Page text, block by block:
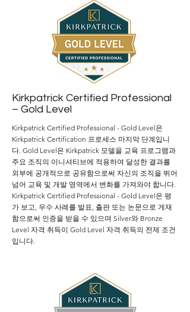
Kirkpatrick Certified Professional
– Gold Level
Kirkpatrick Certified Professional - Gold Level은
Kirkpatrick Certification 프로세스 마지막 단계입니
다. Gold Level은 Kirkpatrick 모델을 교육 프로그램과
주요 조직의 이니셔티브에 적용하여 달성한 결과를
외부에 공개적으로 공유함으로써 자신의 조직을 뛰어
넘어 교육 및 개발 영역에서 변화를 가져와야 합니다.
Kirkpatrick Certified Professional - Gold Level은 평
가 보고, 우수 사례를 발표, 출판 또는 논문으로 게재
함으로써 인증을 받을 수 있으며 Silver와 Bronze
Level 자격 취득이 Gold Level 자격 취득의 전제 조건
입니다.